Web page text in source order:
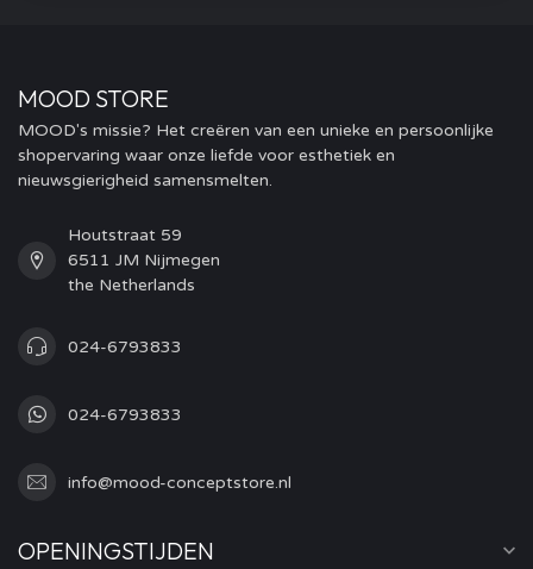
MOOD STORE
MOOD's missie? Het creëren van een unieke en persoonlijke
shopervaring waar onze liefde voor esthetiek en
nieuwsgierigheid samensmelten.
Houtstraat 59
6511 JM Nijmegen
the Netherlands
024-6793833
024-6793833
info@mood-conceptstore.nl
OPENINGSTIJDEN